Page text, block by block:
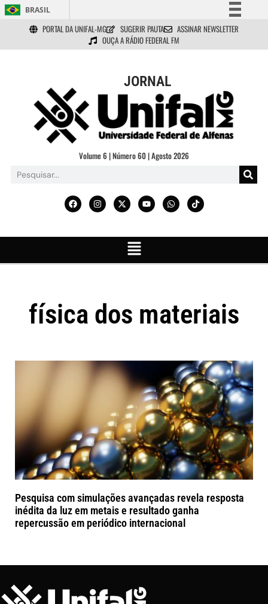
BRASIL
Simplifique!
Comunica BR
Acesso à informação
Legislação
Canais
PORTAL DA UNIFAL-MG SUGERIR PAUTA
ASSINAR NEWSLETTER
OUÇA A RÁDIO FEDERAL FM
JORNAL
Volume 6 | Número 60 | Agosto 2026
física dos materiais
Pesquisa com simulações avançadas revela resposta
inédita da luz em metais e resultado ganha
repercussão em periódico internacional